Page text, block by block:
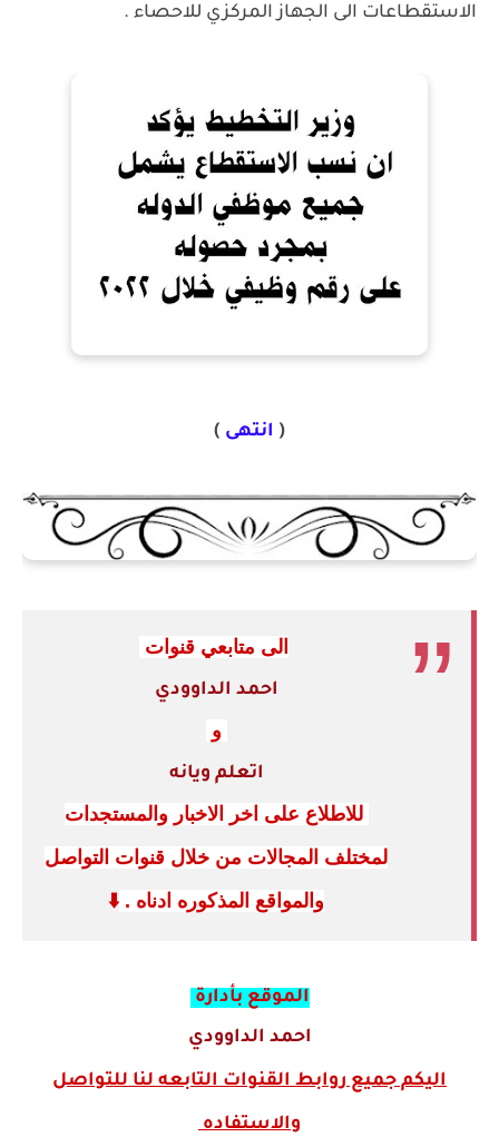
الاستقطاعات الى الجهاز المركزي للاحصاء .
( انتهى )
الى متابعي قنوات
احمد الداوودي
و
اتعلم ويانه
للاطلاع على اخر الاخبار والمستجدات
لمختلف المجالات من خلال قنوات التواصل
والمواقع المذكوره ادناه . ⬇️
الموقع بأدارة
احمد الداوودي
اليكم جميع روابط القنوات التابعه لنا للتواصل
والاستفاده